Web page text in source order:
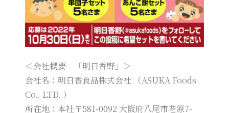
＜会社概要 「明日香野」＞
会社名：明日香食品株式会社 （ASUKA Foods
Co., LTD. ）
所在地：本社〒581-0092 大阪府八尾市老原7-